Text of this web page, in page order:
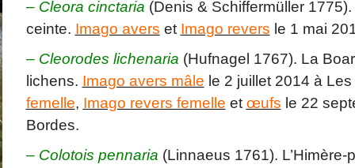
– Cleora cinctaria (Denis & Schiffermüller
ceinte. Imago avers et Imago revers le 1 mai
– Cleorodes lichenaria (Hufnagel 1767). La
lichens. Imago avers mâle le 2 juillet 2014 à
femelle, Imago revers femelle et œufs le 22
Bordes.
– Colotois pennaria (Linnaeus 1761). L’Himère-